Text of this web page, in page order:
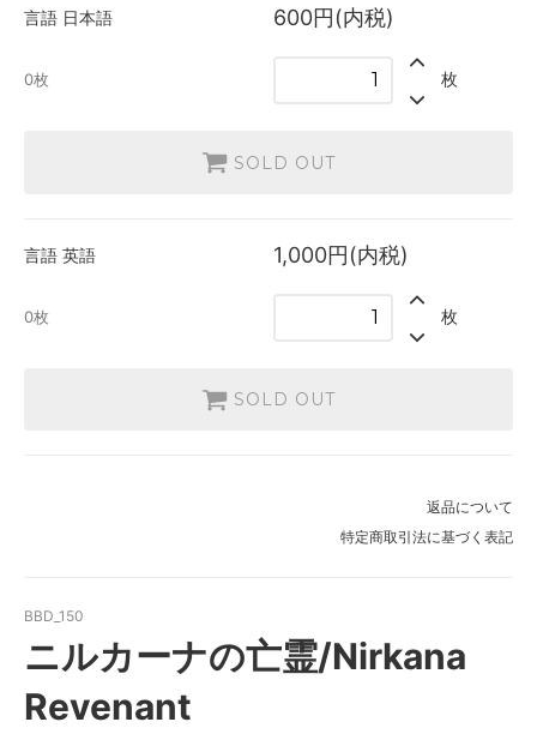
0枚
言語 日本語 600円(内税)
0枚 枚
SOLD OUT
言語 英語 1,000円(内税)
0枚 枚
SOLD OUT
返品について
特定商取引法に基づく表記
BBD_150
ニルカーナの亡霊/Nirkana
Revenant